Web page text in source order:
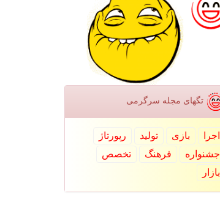
تگهای مجله سرگرمی
اجرا بازی تولید
رپورتاژ
جشنواره
فرهنگ
تخصص
بازار